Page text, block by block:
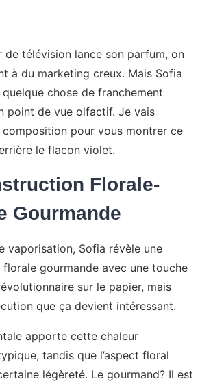
de télévision lance son parfum, on
à du marketing creux. Mais Sofia
chose de franchement
point de vue olfactif. Je vais
pour vous montrer ce
le flacon violet.
Florale-
Gourmande
vaporisation, Sofia révèle une
gourmande avec une touche
sur le papier, mais
que ça devient intéressant.
apporte cette chaleur
tandis que l’aspect floral
légèreté. Le gourmand? Il est